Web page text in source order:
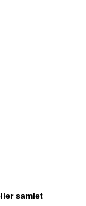
samlet